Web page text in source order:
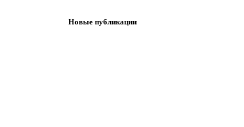
Новые публикации